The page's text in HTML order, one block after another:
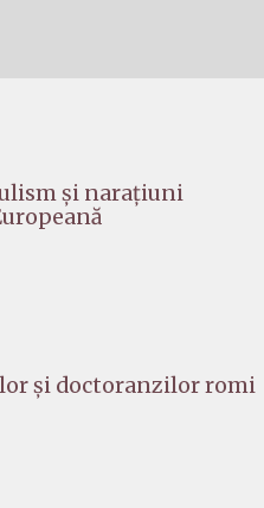
și narațiuni
și doctoranzilor romi